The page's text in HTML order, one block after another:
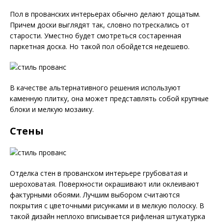
Пол в прованских интерьерах обычно делают дощатым.
Причем доски выглядят так, словно потрескались от
старости. Уместно будет смотреться состаренная
паркетная доска. Но такой пол обойдется недешево.
В качестве альтернативного решения используют
каменную плитку, она может представлять собой крупные
блоки и мелкую мозаику.
Стены
Отделка стен в прованском интерьере грубоватая и
шероховатая. Поверхности окрашивают или оклеивают
фактурными обоями. Лучшим выбором считаются
покрытия с цветочными рисунками и в мелкую полоску. В
такой дизайн неплохо вписывается рифленая штукатурка